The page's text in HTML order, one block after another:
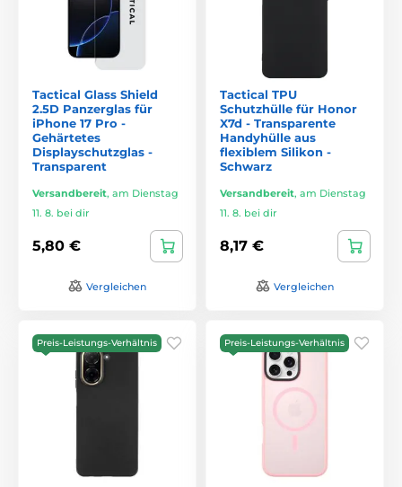
Tactical Glass Shield
2.5D Panzerglas für
iPhone 17 Pro -
Gehärtetes
Displayschutzglas -
Transparent
Versandbereit, am Dienstag
11. 8. bei dir
5,80 €
Vergleichen
Tactical TPU
Schutzhülle für Honor
X7d - Transparente
Handyhülle aus
flexiblem Silikon -
Schwarz
Versandbereit, am Dienstag
11. 8. bei dir
8,17 €
Vergleichen
Preis-Leistungs-Verhältnis Preis-Leistungs-Verhältnis